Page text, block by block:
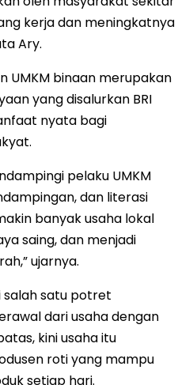
kerja dan meningkatnya
Ary.
UMKM binaan merupakan
yang disalurkan BRI
nyata bagi
pelaku UMKM
dan literasi
banyak usaha lokal
saing, dan menjadi
ujarnya.
salah satu potret
dari usaha dengan
kini usaha itu
roti yang mampu
setiap hari.